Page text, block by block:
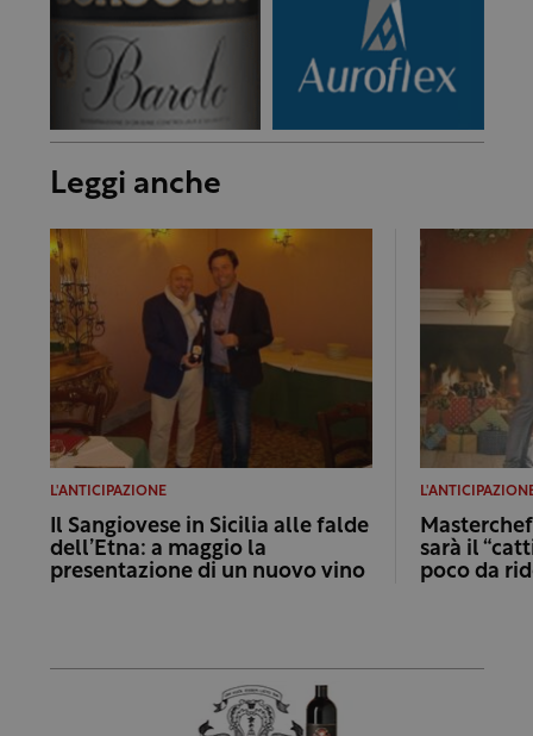
Leggi anche
L'ANTICIPAZIONE
Il Sangiovese in Sicilia alle falde
dell’Etna: a maggio la
presentazione di un nuovo vino
sarà il
poco da